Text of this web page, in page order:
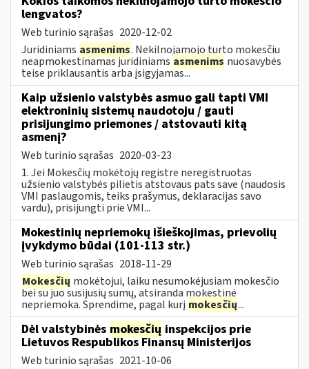
lengvatos?
Web turinio sąrašas 2020-12-02
Juridiniams asmenims. Nekilnojamojo turto mokesčiu
neapmokestinamas juridiniams asmenims nuosavybės
teise priklausantis arba įsigyjamas...
Kaip užsienio valstybės asmuo gali tapti VMI
elektroninių sistemų naudotoju / gauti
prisijungimo priemones / atstovauti kitą
asmenį?
Web turinio sąrašas 2020-03-23
1. Jei Mokesčių mokėtojų registre neregistruotas
užsienio valstybės pilietis atstovaus pats save (naudosis
VMI paslaugomis, teiks prašymus, deklaracijas savo
vardu), prisijungti prie VMI...
Mokestinių nepriemokų išieškojimas, prievolių
įvykdymo būdai (101-113 str.)
Web turinio sąrašas 2018-11-29
Mokesčių mokėtojui, laiku nesumokėjusiam mokesčio
bei su juo susijusių sumų, atsiranda mokestinė
nepriemoka. Sprendime, pagal kurį mokesčių...
Dėl valstybinės mokesčių inspekcijos prie
Lietuvos Respublikos Finansų Ministerijos
Web turinio sąrašas 2021-10-06